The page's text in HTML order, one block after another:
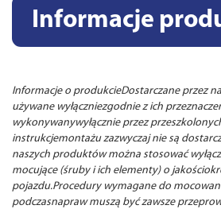
Informacje
Informacje o produkcieDostarczane przez
używane wyłączniezgodnie z ich
wykonywanywyłącznie przez
instrukcjemontażu zazwyczaj nie są
naszych produktów można stosować
mocujące (śruby i ich elementy) o
pojazdu.Procedury wymagane do
podczasnapraw muszą być zawsze